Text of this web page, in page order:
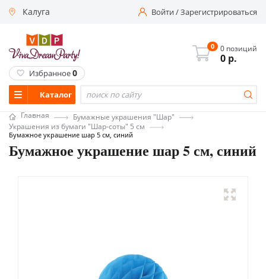
Калуга Войти/Зарегистрироваться
Каталог
0 0 позиций
0 р.
Избранное0
Главная
Бумажные украшения "Шар"
Украшения из бумаги "Шар-соты" 5 см
Бумажное украшение шар 5 см, синий
Бумажное украшение шар 5 см, синий